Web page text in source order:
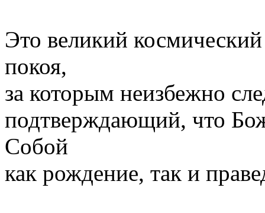
Это великий
покоя,
за которым неизбежно
подтверждающий, что
Собой
как рождение, так и